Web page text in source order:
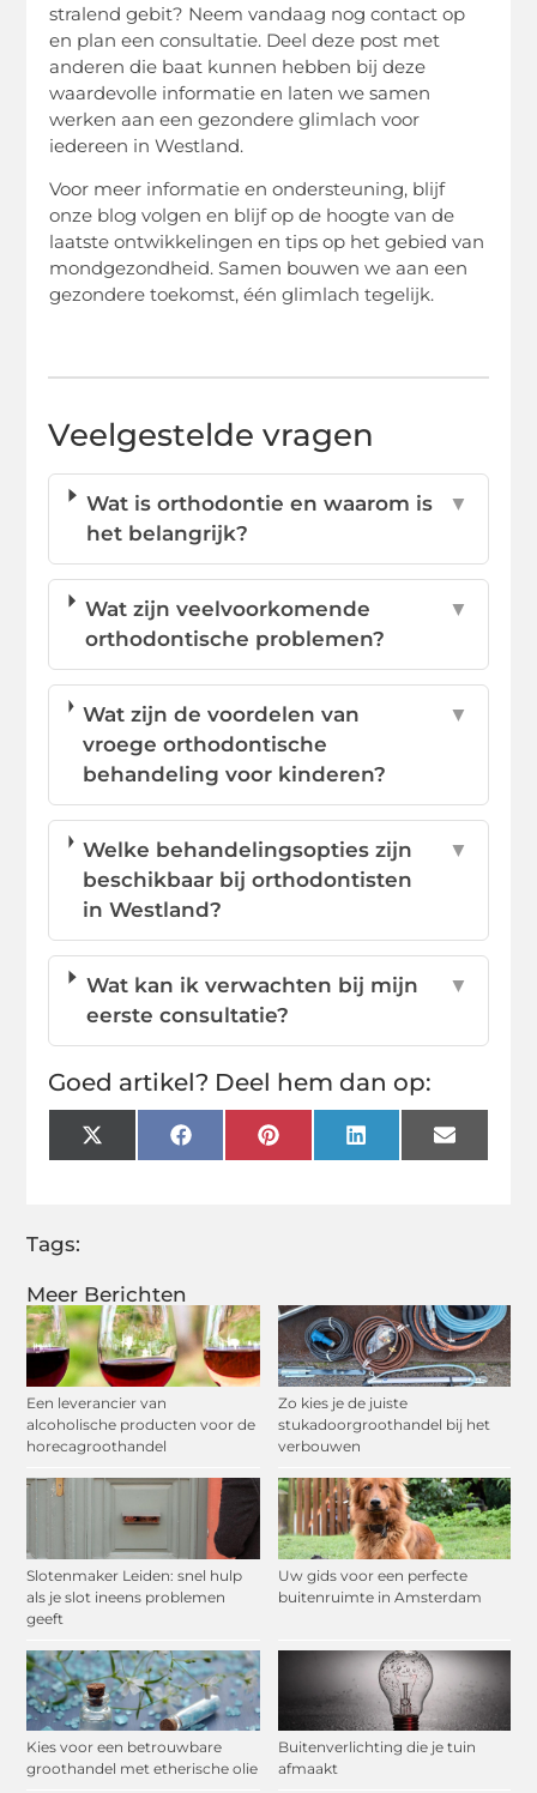
Meer Berichten
Een leverancier van
alcoholische producten voor de
horecagroothandel
Zo kies je de juiste
stukadoorgroothandel bij het
verbouwen
Slotenmaker Leiden: snel hulp
als je slot ineens problemen
geeft
Uw gids voor een perfecte
buitenruimte in Amsterdam
Kies voor een betrouwbare
groothandel met etherische olie
Buitenverlichting die je tuin
afmaakt
stralend gebit? Neem vandaag nog contact op
en plan een consultatie. Deel deze post met
anderen die baat kunnen hebben bij deze
waardevolle informatie en laten we samen
werken aan een gezondere glimlach voor
iedereen in Westland.
Voor meer informatie en ondersteuning, blijf
onze blog volgen en blijf op de hoogte van de
laatste ontwikkelingen en tips op het gebied van
mondgezondheid. Samen bouwen we aan een
gezondere toekomst, één glimlach tegelijk.
Veelgestelde vragen
Wat is orthodontie en waarom is
het belangrijk?
▼
Wat zijn veelvoorkomende
orthodontische problemen?
▼
Wat zijn de voordelen van
vroege orthodontische
behandeling voor kinderen?
▼
Welke behandelingsopties zijn
beschikbaar bij orthodontisten
in Westland?
▼
Wat kan ik verwachten bij mijn
eerste consultatie?
▼
Goed artikel? Deel hem dan op:
X
(Twitter)
FacebookPinterestLinkedInEmail
Tags: